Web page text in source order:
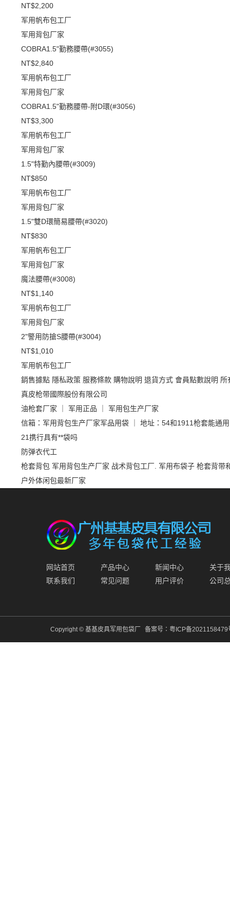
NT$2,200
军用帆布包工厂
军用背包厂家
COBRA1.5"勤務腰帶(#3055)
NT$2,840
军用帆布包工厂
军用背包厂家
COBRA1.5"勤務腰帶-附D環(#3056)
NT$3,300
军用帆布包工厂
军用背包厂家
1.5"特勤內腰帶(#3009)
NT$850
军用帆布包工厂
军用背包厂家
1.5"雙D環簡易腰帶(#3020)
NT$830
军用帆布包工厂
军用背包厂家
魔法腰帶(#3008)
NT$1,140
军用帆布包工厂
军用背包厂家
2"警用防搶S腰帶(#3004)
NT$1,010
军用帆布包工厂
銷售據點 隱私政策 服務條款 購物說明 退貨方式 會員點數說明 所
真皮枪带國際股份有限公司
油枪套厂家 ｜ 军用正品 ｜ 军用包生产厂家
信箱：军用背包生产厂家军品用袋 ｜ 地址：54和1911枪套能通
21携行具有**袋吗
防弹衣代工
枪套背包 军用背包生产厂家 战术背包工厂. 军用布袋子 枪套背带
户外体闲包最新厂家
网站首页 产品中心 新闻中心
关于
联系我们
常见问题 用户评价 公司
Copyright © 基基皮具军用包袋厂 备案号： 粤ICP备2021158479